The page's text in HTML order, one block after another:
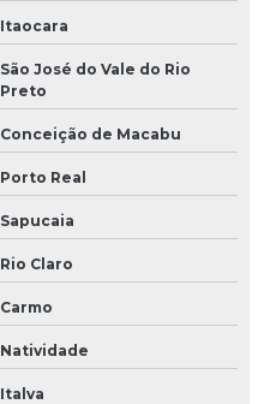
Itaocara
São José do Vale do Rio
Preto
Conceição de Macabu
Porto Real
Sapucaia
Rio Claro
Carmo
Natividade
Italva